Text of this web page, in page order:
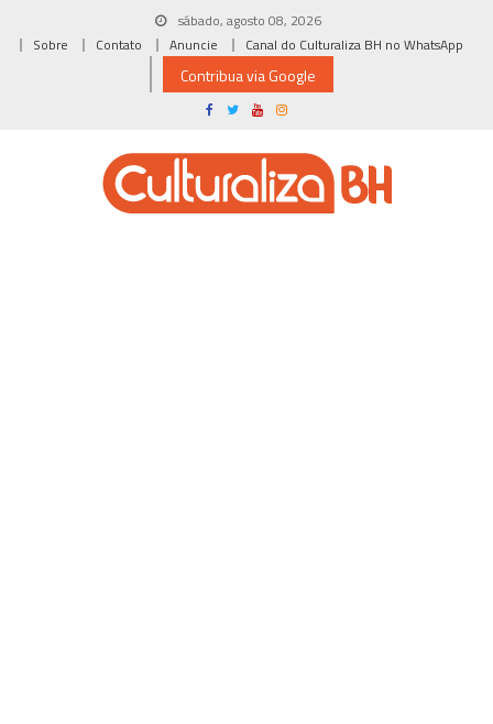
sábado, agosto 08, 2026
Sobre
Contato Anuncie Canal do Culturaliza BH no WhatsApp
Contribua via Google